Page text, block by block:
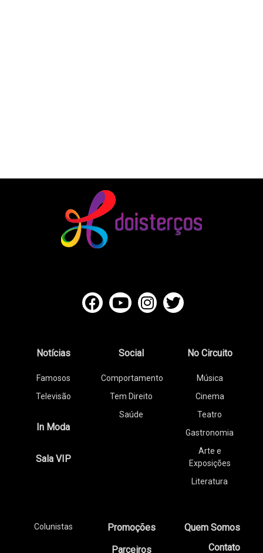
Notícias
Famosos
Televisão
In Moda
Sala VIP
Social
Comportamento
Tem Direito
Saúde
No Circuito
Música
Cinema
Teatro
Gastronomia
Arte e
Exposições
Literatura
Colunistas
Promoções
Parceiros
Quem Somos
Contato